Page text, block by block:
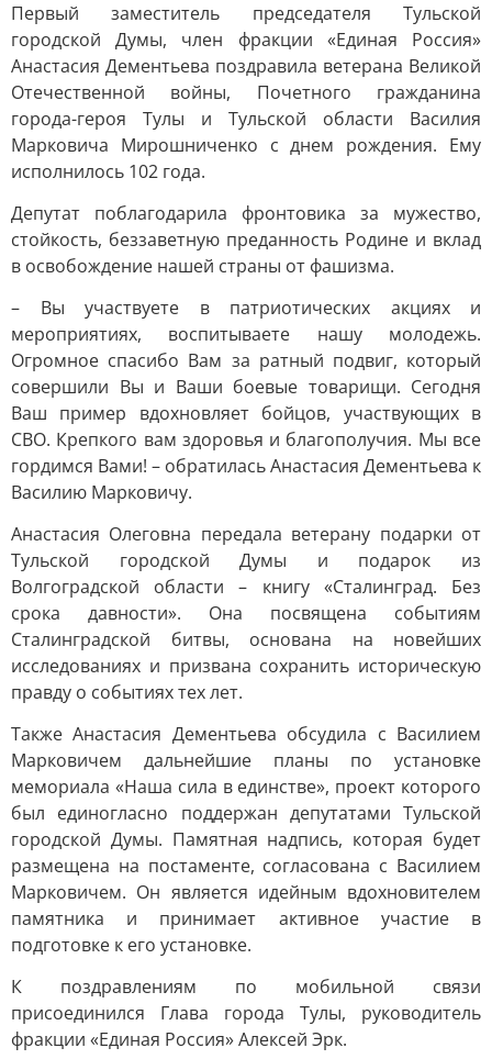
Первый заместитель председателя Тульской
городской Думы, член фракции «Единая Россия»
Анастасия Дементьева поздравила ветерана Великой
Отечественной войны, Почетного гражданина
города-героя Тулы и Тульской области Василия
Марковича Мирошниченко с днем рождения. Ему
исполнилось 102 года.
Депутат поблагодарила фронтовика за мужество,
стойкость, беззаветную преданность Родине и вклад
в освобождение нашей страны от фашизма.
– Вы участвуете в патриотических акциях и
мероприятиях, воспитываете нашу молодежь.
Огромное спасибо Вам за ратный подвиг, который
совершили Вы и Ваши боевые товарищи. Сегодня
Ваш пример вдохновляет бойцов, участвующих в
СВО. Крепкого вам здоровья и благополучия. Мы все
гордимся Вами! – обратилась Анастасия Дементьева к
Василию Марковичу.
Анастасия Олеговна передала ветерану подарки от
Тульской городской Думы и подарок из
Волгоградской области – книгу «Сталинград. Без
срока давности». Она посвящена событиям
Сталинградской битвы, основана на новейших
исследованиях и призвана сохранить историческую
правду о событиях тех лет.
Также Анастасия Дементьева обсудила с Василием
Марковичем дальнейшие планы по установке
мемориала «Наша сила в единстве», проект которого
был единогласно поддержан депутатами Тульской
городской Думы. Памятная надпись, которая будет
размещена на постаменте, согласована с Василием
Марковичем. Он является идейным вдохновителем
памятника и принимает активное участие в
подготовке к его установке.
К поздравлениям по мобильной связи
присоединился Глава города Тулы, руководитель
фракции «Единая Россия» Алексей Эрк.